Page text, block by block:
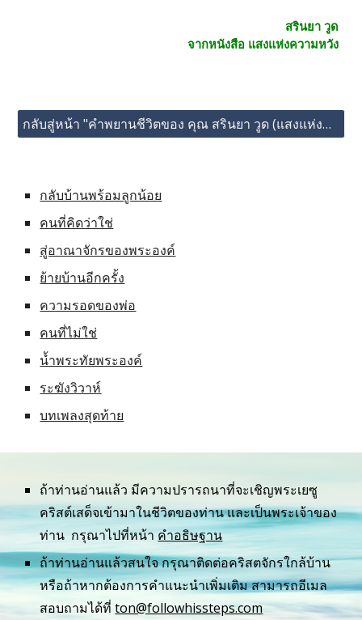
สรินยา วูด
จากหนังสือ แสงแห่งความหวัง
กลับสู่หน้า "คำพยานชีวิตของ คุณ สรินยา วูด (แสงแห่งความหวัง)"
กลับบ้านพร้อมลูกน้อย
คนที่คิดว่าใช่
สู่อาณาจักรของพระองค์
ย้ายบ้านอีกครั้ง
ความรอดของพ่อ
คนที่ไม่ใช่
น้ำพระทัยพระองค์
ระฆังวิวาห์
บทเพลงสุดท้าย
ถ้าท่านอ่านแล้ว มีความปรารถนาที่จะเชิญพระเยซู
คริสต์เสด็จเข้ามาในชีวิตของท่าน และเป็นพระเจ้าของ
ท่าน  กรุณาไปที่หน้า คำอธิษฐาน
ถ้าท่านอ่านแล้วสนใจ กรุณาติดต่อคริสตจักรใกล้บ้าน
หรือถ้าหากต้องการคำแนะนำเพิ่มเติม สามารถอีเมล
สอบถามได้ที่ ton@followhissteps.com